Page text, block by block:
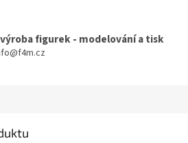
figurek - modelování a tisk